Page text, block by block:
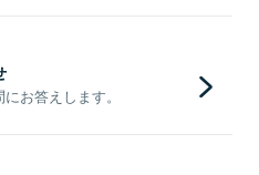
お答えします。